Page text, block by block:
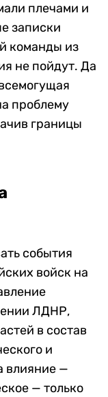
плечами и
записки
команды из
не пойдут. Да
проблему
границы
события
войск на
ЛДНР,
в состав
и
влияние —
— только